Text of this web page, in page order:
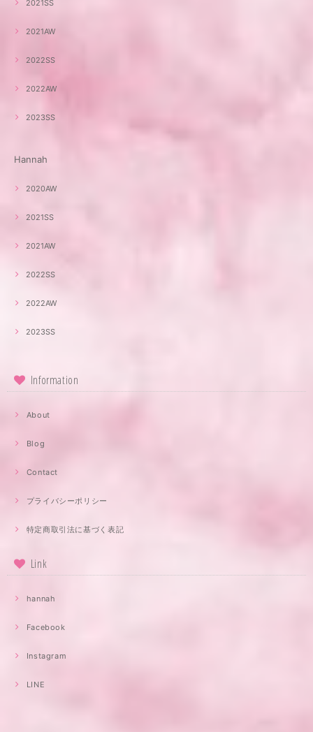
2021SS
2021AW
2022SS
2022AW
2023SS
Hannah
2020AW
2021SS
2021AW
2022SS
2022AW
2023SS
Information
About
Blog
Contact
プライバシーポリシー
特定商取引法に基づく表記
Link
hannah
Facebook
Instagram
LINE